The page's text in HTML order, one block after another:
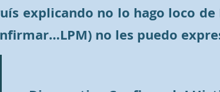
explicando no lo hago loco
no les puedo